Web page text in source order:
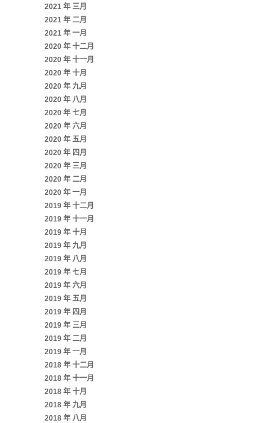
2021 年 三月
2021 年 二月
2021 年 一月
2020 年 十二月
2020 年 十一月
2020 年 十月
2020 年 九月
2020 年 八月
2020 年 七月
2020 年 六月
2020 年 五月
2020 年 四月
2020 年 三月
2020 年 二月
2020 年 一月
2019 年 十二月
2019 年 十一月
2019 年 十月
2019 年 九月
2019 年 八月
2019 年 七月
2019 年 六月
2019 年 五月
2019 年 四月
2019 年 三月
2019 年 二月
2019 年 一月
2018 年 十二月
2018 年 十一月
2018 年 十月
2018 年 九月
2018 年 八月